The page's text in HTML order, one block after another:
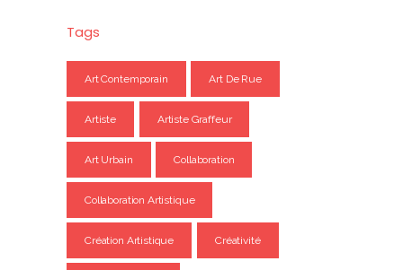
Tags
Art Contemporain Art De Rue
Artiste Artiste Graffeur
Art Urbain Collaboration
Collaboration Artistique
Création Artistique Créativité